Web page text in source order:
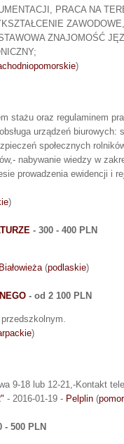
PRACA NA
ZNAJOMOŚĆ
)
stażu oraz regulaminem
urządzeń biurowych:
społecznych
nabywanie wiedzy w
prowadzenia ewidencji i
)
- 300 - 400 PLN
Białowieża(podlaskie)
- od 2 100 PLN
)
9-18 lub 12-21,-Kontakt
- 2016-01-19 - Pelplin (
- 500 PLN